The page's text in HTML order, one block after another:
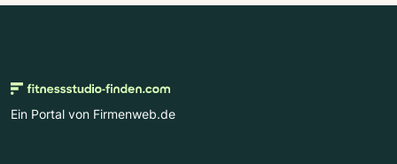
Ein Portal von Firmenweb.de